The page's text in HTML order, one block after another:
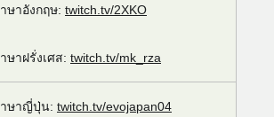
ษาอังกฤษ: twitch.tv/2XKO
ษาฝรั่งเศส: twitch.tv/mk_rza
ษาญี่ปุ่น: twitch.tv/evojapan04